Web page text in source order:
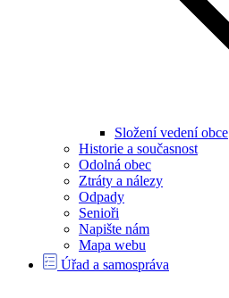
Složení vedení obce
Historie a současnost
Odolná obec
Ztráty a nálezy
Odpady
Senioři
Napište nám
Mapa webu
Úřad a samospráva